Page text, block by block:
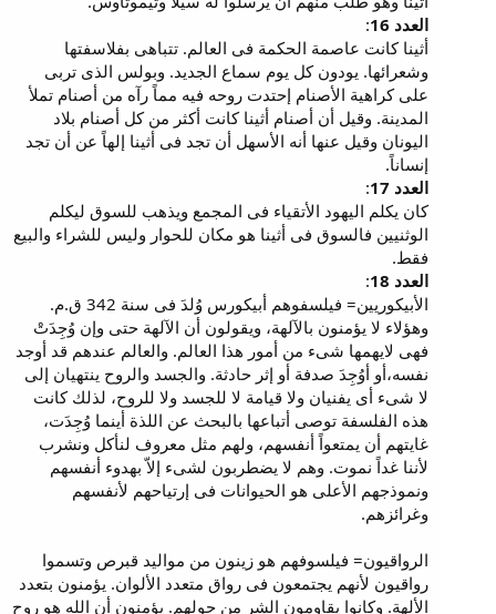
العدد 16
:
أثينا كانت عاصمة الحكمة فى العالم. تتباهى بفلاسفتها
وشعرائها. يودون كل يوم سماع الجديد. وبولس الذى تربى
على كراهية الأصنام إحتدت روحه فيه مماً رآه من أصنام تملأ
المدينة. وقيل أن أصنام أثينا كانت أكثر من كل أصنام بلاد
اليونان وقيل عنها أنه الأسهل أن تجد فى أثينا إلهاً عن أن تجد
إنساناً.
العدد 17
:
كان يكلم اليهود الأتقياء فى المجمع ويذهب للسوق ليكلم
الوثنيين فالسوق فى أثينا هو مكان للحوار وليس للشراء والبيع
فقط.
العدد 18
:
الأبيكوريين= فيلسفوهم أبيكورس وُلدَ فى سنة 342 ق.م.
وهؤلاء لا يؤمنون بالآلهة، ويقولون أن الآلهة حتى وإن وُجِدَتْ
فهى لايهمها شىء من أمور هذا العالم. والعالم عندهم قد أوجد
نفسه،أو أوُجِدَ صدفة أو إثر حادثة. والجسد والروح ينتهيان إلى
لا شىء أى يفنيان ولا قيامة لا للجسد ولا للروح، لذلك كانت
هذه الفلسفة توصى أتباعها بالبحث عن اللذة أينما وُجِدَت،
غايتهم أن يمتعواً أنفسهم، ولهم مثل معروف لنأكل ونشرب
لأننا غداً نموت. وهم لا يضطربون لشىء إلاّ بهدوء أنفسهم
ونموذجهم الأعلى هو الحيوانات فى إرتياحهم لأنفسهم
وغرائزهم.
الرواقيون= فيلسوفهم هو زينون من مواليد قبرص وتسموا
رواقيون لأنهم يجتمعون فى رواق متعدد الألوان. يؤمنون بتعدد
الألهة. وكانوا يقاومون الشر من حولهم. يؤمنون أن الله هو روح